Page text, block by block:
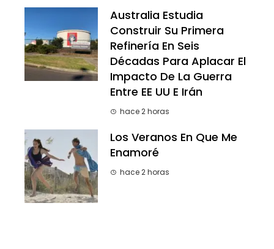
Australia Estudia
Construir Su Primera
Refinería En Seis
Décadas Para Aplacar El
Impacto De La Guerra
Entre EE UU E Irán
hace 2 horas
Los Veranos En Que Me
Enamoré
hace 2 horas